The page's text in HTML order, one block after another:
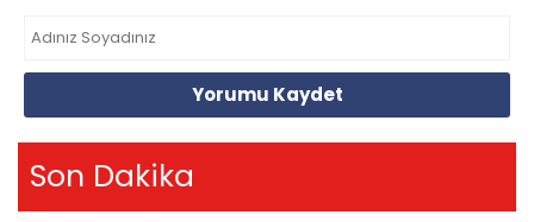
Yorumu Kaydet
Son Dakika